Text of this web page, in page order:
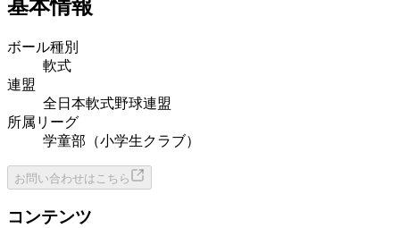
基本情報
ボール種別
軟式
連盟
全日本軟式野球連盟
所属リーグ
学童部（小学生クラブ）
お問い合わせはこちら
コンテンツ